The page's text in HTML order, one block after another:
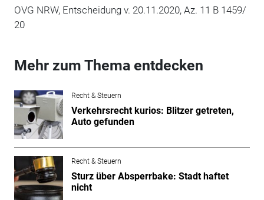
OVG NRW, Entscheidung v. 20.11.2020, Az. 11 B 1459/
20
Mehr zum Thema entdecken
Recht & Steuern
Verkehrsrecht kurios: Blitzer getreten,
Auto gefunden
Recht & Steuern
Sturz über Absperrbake: Stadt haftet
nicht